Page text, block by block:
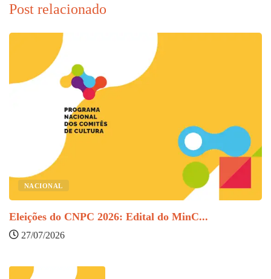
Post relacionado
NACIONAL
Eleições do CNPC 2026: Edital do MinC...
27/07/2026